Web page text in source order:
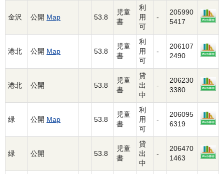
金沢 公開 Map 53.8
児童
書
利
用
可
-
205990
5417
港北 公開 Map 53.8
児童
書
利
用
可
-
206107
2490
港北 公開 53.8
児童
書
貸
出
中
-
206230
3380
緑 公開 Map 53.8
児童
書
利
用
可
-
206095
6319
緑 公開 53.8
児童
書
貸
出
中
-
206470
1463